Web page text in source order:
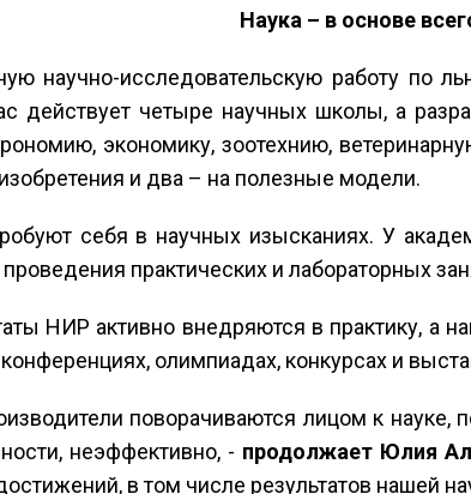
Наука – в основе
научно-исследовательскую работу по
действует четыре научных школы, а
экономику, зоотехнию,
и два – на полезные модели.
себя в научных изысканиях. У
практических и лабораторных
НИР активно внедряются в практику, а
олимпиадах, конкурсах и
поворачиваются лицом к науке,
неэффективно, - продолжает Юлия
в том числе результатов нашей